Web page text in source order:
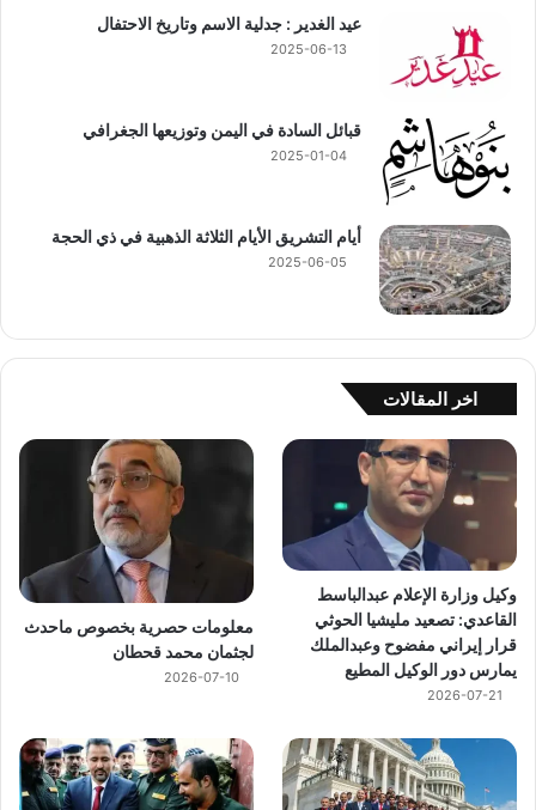
عيد الغدير : جدلية الاسم وتاريخ الاحتفال
2025-06-13
قبائل السادة في اليمن وتوزيعها الجغرافي
2025-01-04
أيام التشريق الأيام الثلاثة الذهبية في ذي الحجة
2025-06-05
اخر المقالات
وكيل وزارة الإعلام عبدالباسط
القاعدي: تصعيد مليشيا الحوثي
قرار إيراني مفضوح وعبدالملك
يمارس دور الوكيل المطيع
2026-07-21
معلومات حصرية بخصوص ماحدث
لجثمان محمد قحطان
2026-07-10